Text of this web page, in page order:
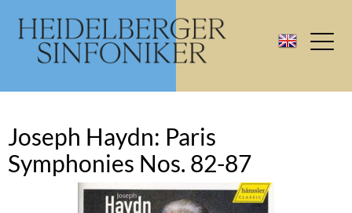
Joseph Haydn: Paris
Symphonies Nos. 82-87